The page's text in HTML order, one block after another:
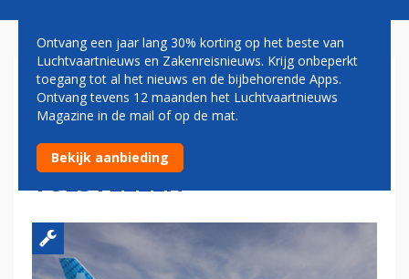
STAARTPROBLEEM BOEING
MAX VERTRAAGT
AFLEVERING VAN CIRCA 50
TOESTELLEN
Ontvang een jaar lang 30% korting op het beste van
Luchtvaartnieuws en Zakenreisnieuws. Krijg onbeperkt
toegang tot al het nieuws en de bijbehorende Apps.
Ontvang tevens 12 maanden het Luchtvaartnieuws
Magazine in de mail of op de mat.
Bekijk aanbieding